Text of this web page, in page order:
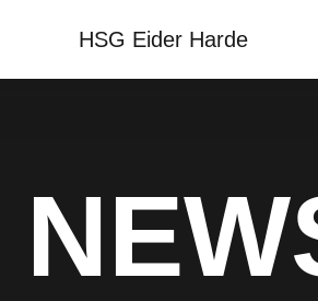
HSG Eider Harde